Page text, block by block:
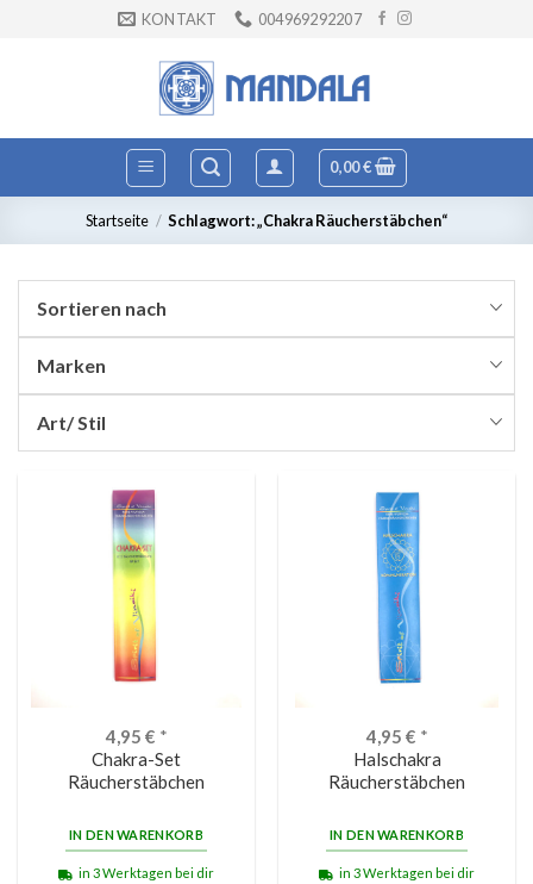
KONTAKT 004969292207
0,00€
Startseite / Schlagwort: „Chakra Räucherstäbchen“
Sortieren nach
Marken
Art/ Stil
4,95 € *
Chakra-Set
Räucherstäbchen
IN DEN WARENKORB
in 3 Werktagen bei dir
4,95 € *
Halschakra
Räucherstäbchen
IN DEN WARENKORB
in 3 Werktagen bei dir